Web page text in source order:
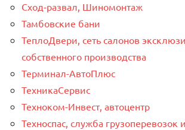
Сход-развал, Шиномонтаж
Тамбовские бани
ТеплоДвери, сеть салонов
собственного производства
Терминал-АвтоПлюс
ТехникаСервис
Техноком-Инвест, автоцентр
Техноспас, служба грузоперевозок